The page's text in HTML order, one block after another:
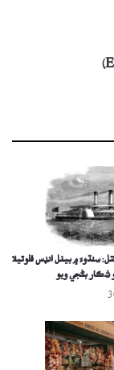
سنڌوءَ ۾ بيٺل انڊس فلوٽيلا
شڪار بڻجي ويو